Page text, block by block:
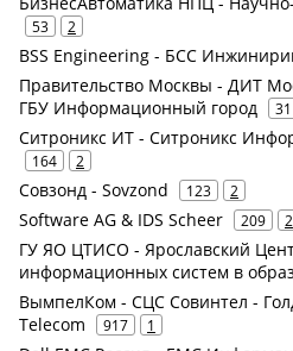
53 2
BSS Engineering - БСС
Правительство Москвы - ДИТ
ГБУ Информационный город
31
Ситроникс ИТ - Ситроникс
164 2
Совзонд - Sovzond 123 2
Software AG & IDS Scheer 209 2
ГУ ЯО ЦТИСО - Ярославский
информационных систем в
ВымпелКом - СЦС Совинтел -
Telecom
917 1